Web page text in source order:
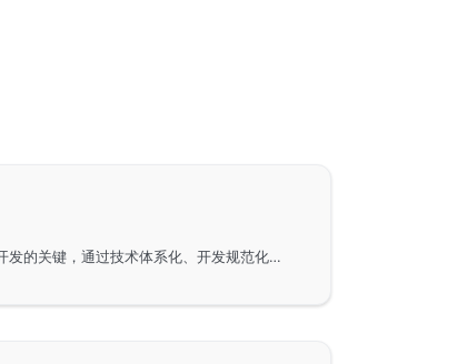
统一开发框架是软件架构和代码开发的关键，通过技术体系化、开发规范化、组件统一化以及版本一致性，实现框架的高度协调和可维护性，避免资源浪费，帮助开发团队聚焦于业务本身。这种框架提供了高效的错误堆栈追踪能力，并具备强大的战斗力和凝聚力，为企业与社区的良性循环提供了基础。GoFrame框架实现了这些特性，是现代软件开发的重要工具。